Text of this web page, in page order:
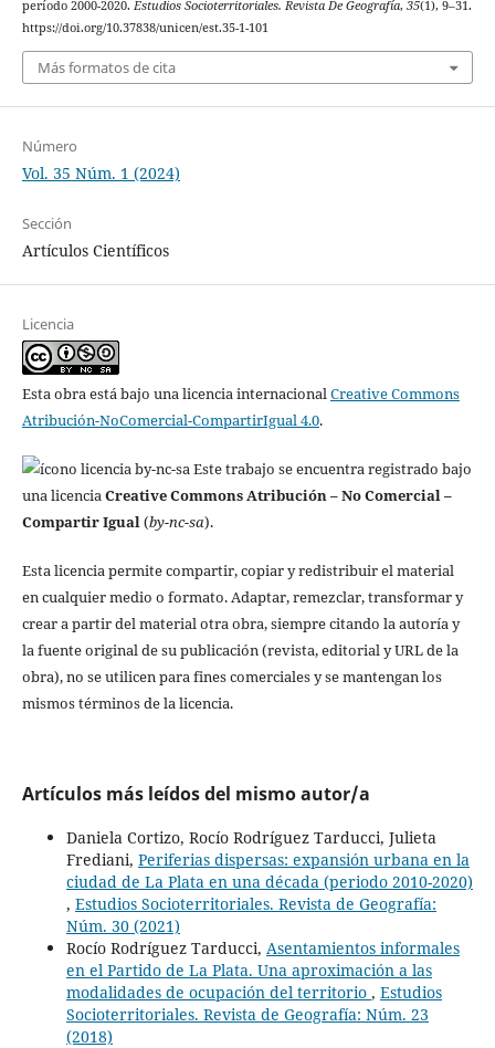
período 2000-2020. Estudios Socioterritoriales. Revista De Geografía, 35(1), 9–31.
https://doi.org/10.37838/unicen/est.35-1-101
Más formatos de cita
Número
Vol. 35 Núm. 1 (2024)
Sección
Artículos Científicos
Licencia
Esta obra está bajo una licencia internacionalCreative Commons
Atribución-NoComercial-CompartirIgual 4.0.
Este trabajo se encuentra registrado bajo
una licenciaCreative Commons Atribución – No Comercial –
Compartir Igual(by-nc-sa).
Esta licencia permite compartir, copiar y redistribuir el material
en cualquier medio o formato. Adaptar, remezclar, transformar y
crear a partir del material otra obra, siempre citando la autoría y
la fuente original de su publicación (revista, editorial y URL de la
obra), no se utilicen para fines comerciales y se mantengan los
mismos términos de la licencia.
Artículos más leídos del mismo autor/a
Daniela Cortizo, Rocío Rodríguez Tarducci, Julieta
Frediani, Periferias dispersas: expansión urbana en la
ciudad de La Plata en una década (periodo 2010-2020)
, Estudios Socioterritoriales. Revista de Geografía:
Núm. 30 (2021)
Rocío Rodríguez Tarducci, Asentamientos informales
en el Partido de La Plata. Una aproximación a las
modalidades de ocupación del territorio , Estudios
Socioterritoriales. Revista de Geografía: Núm. 23
(2018)